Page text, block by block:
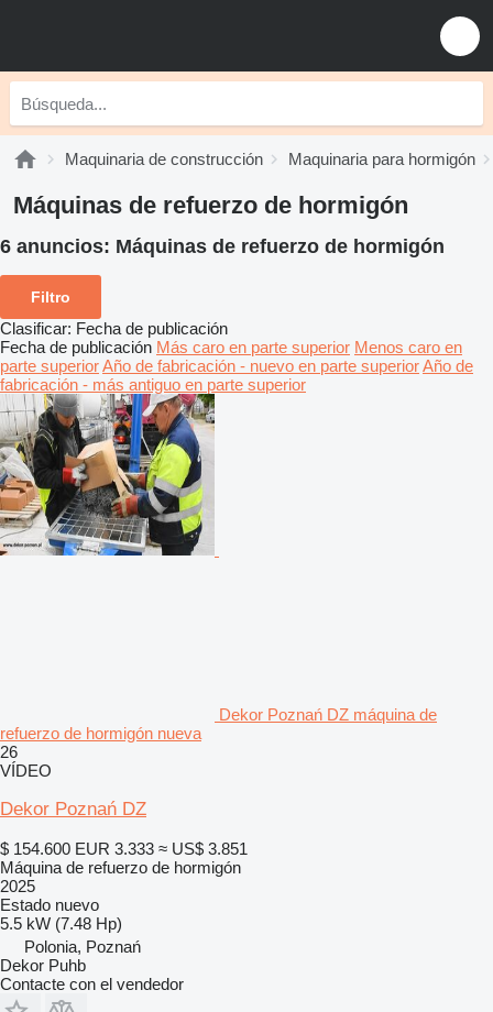
Maquinaria de construcción Maquinaria para hormigón
Máquinas de refuerzo de hormigón
6 anuncios: Máquinas de refuerzo de hormigón
Filtro
Clasificar: Fecha de publicación
Fecha de publicación Más caro en parte superior Menos caro en
parte superiorAño de fabricación - nuevo en parte superiorAño de
fabricación - más antiguo en parte superior
Dekor Poznań DZ máquina de
refuerzo de hormigón nueva
26
VÍDEO
Dekor Poznań DZ
$ 154.600 EUR 3.333 ≈ US$ 3.851
Máquina de refuerzo de hormigón
2025
Estado nuevo
5.5 kW (7.48 Hp)
Polonia, Poznań
Dekor Puhb
Contacte con el vendedor